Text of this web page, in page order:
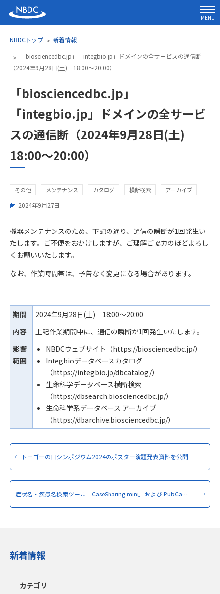
MENU
NBDCトップ
新着情報
「biosciencedbc.jp」「integbio.jp」ドメインの全サービスの通信断
（2024年9月28日(土) 18:00～20:00）
「biosciencedbc.jp」
「integbio.jp」ドメインの全サービ
スの通信断（2024年9月28日(土)
18:00～20:00）
その他 メンテナンス カタログ 横断検索 アーカイブ
2024年9月27日
機器メンテナンスのため、下記の通り、通信の瞬断が1回発生い
たします。ご不便をおかけしますが、ご理解ご協力のほどよろし
くお願いいたします。
なお、作業時間帯は、予告なく変更になる場合があります。
期間
2024年9月28日(土) 18:00～20:00
内容
上記作業期間中に、通信の瞬断が1回発生いたします。
影響
範囲
NBDCウェブサイト（https://biosciencedbc.jp/）
Integbioデータベースカタログ
（https://integbio.jp/dbcatalog/）
生命科学データベース横断検索
（https://dbsearch.biosciencedbc.jp/）
生命科学系データベース アーカイブ
（https://dbarchive.biosciencedbc.jp/）
トーゴーの日シンポジウム2024のポスター演題発表資料を公開
症状名・疾患名検索ツール「CaseSharing mini」および PubCa…
新着情報
カテゴリ